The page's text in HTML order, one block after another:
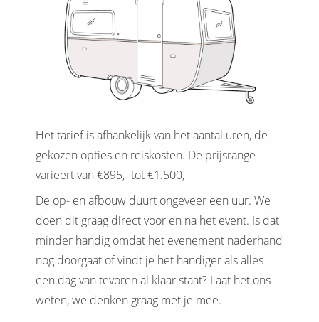
Het tarief is afhankelijk van het aantal uren, de
gekozen opties en reiskosten. De prijsrange
varieert van €895,- tot €1.500,-
De op- en afbouw duurt ongeveer een uur. We
doen dit graag direct voor en na het event. Is dat
minder handig omdat het evenement naderhand
nog doorgaat of vindt je het handiger als alles
een dag van tevoren al klaar staat? Laat het ons
weten, we denken graag met je mee.